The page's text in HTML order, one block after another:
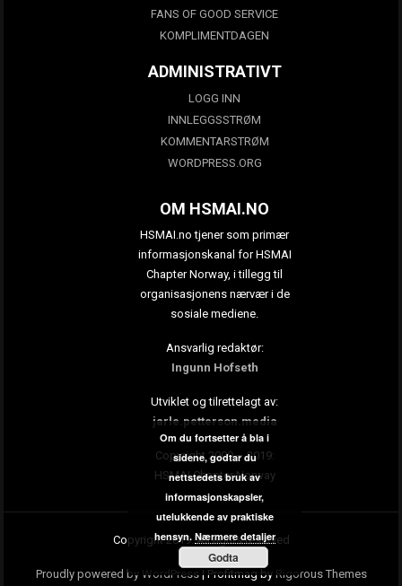
FANS OF GOOD SERVICE
KOMPLIMENTDAGEN
ADMINISTRATIVT
LOGG INN
INNLEGGSSTRØM
KOMMENTARSTRØM
WORDPRESS.ORG
OM HSMAI.NO
HSMAI.no tjener som primær
informasjonskanal for HSMAI
Chapter Norway, i tillegg til
organisasjonens nærvær i de
sosiale mediene.
Ansvarlig redaktør:
Ingunn Hofseth
Utviklet og tilrettelagt av:
jarle.petterson.media
Copyright 2009 – 2019:
HSMAI Chapter Norway
Copyright 2019. All rights reserved
Proudly powered by WordPress | Profitmag by Rigorous Themes
Om du fortsetter å bla i
sidene, godtar du
nettstedets bruk av
informasjonskapsler,
utelukkende av praktiske
hensyn. Nærmere detaljer
Godta